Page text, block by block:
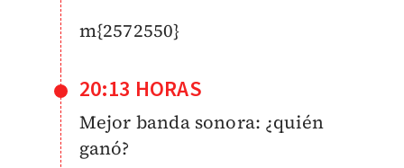
m{2572550}
20:13 HORAS
Mejor banda sonora: ¿quién
ganó?